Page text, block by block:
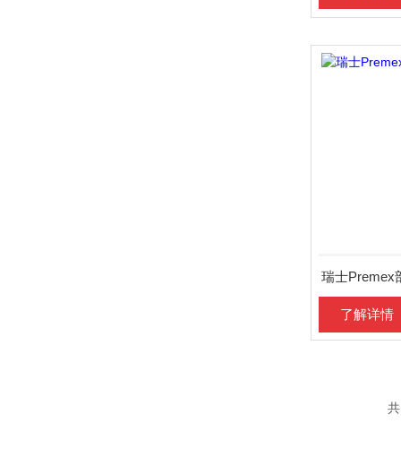
瑞士Premex
了解详情